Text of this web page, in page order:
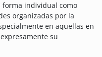
forma individual como
organizadas por la
en aquellas en
su